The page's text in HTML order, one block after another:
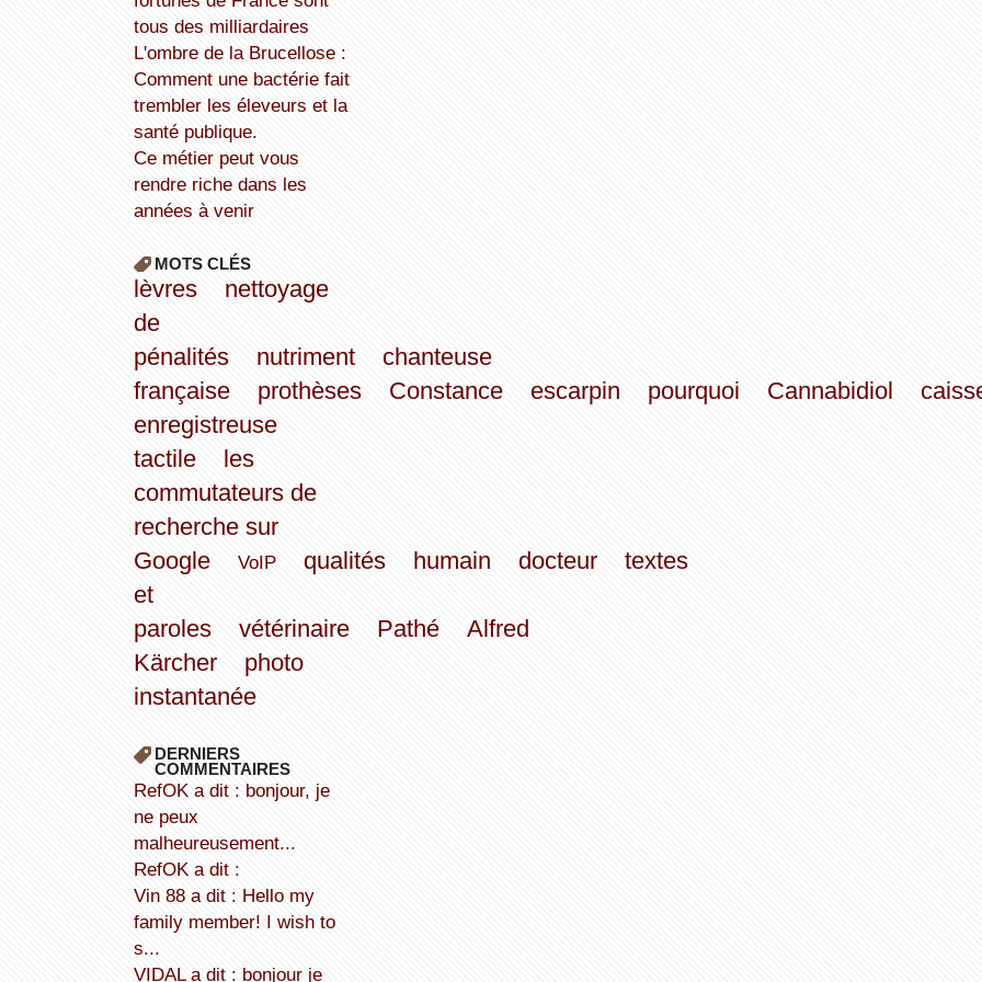
tous des milliardaires
L'ombre de la Brucellose :
Comment une bactérie fait
trembler les éleveurs et la
santé publique.
Ce métier peut vous
rendre riche dans les
années à venir
MOTS CLÉS
lèvres
nettoyage
de
pénalités
nutriment
chanteuse
française
prothèses Constance escarpin pourquoi Cannabidiol
enregistreuse
tactile
les
commutateurs de
recherche sur
Google
VoIP qualités humain docteur
textes
et
paroles
vétérinaire Pathé
Alfred
Kärcher
photo
instantanée
DERNIERS
COMMENTAIRES
refOK a dit : bonjour, je
ne peux
malheureusement...
refOK a dit :
Vin 88 a dit : Hello my
family member! I wish to
s...
VIDAL a dit : bonjour je